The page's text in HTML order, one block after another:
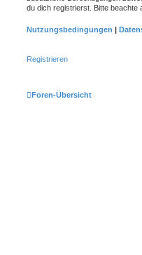
du dich registrierst. Bitte beachte
Nutzungsbedingungen |
Registrieren
Foren-Übersicht